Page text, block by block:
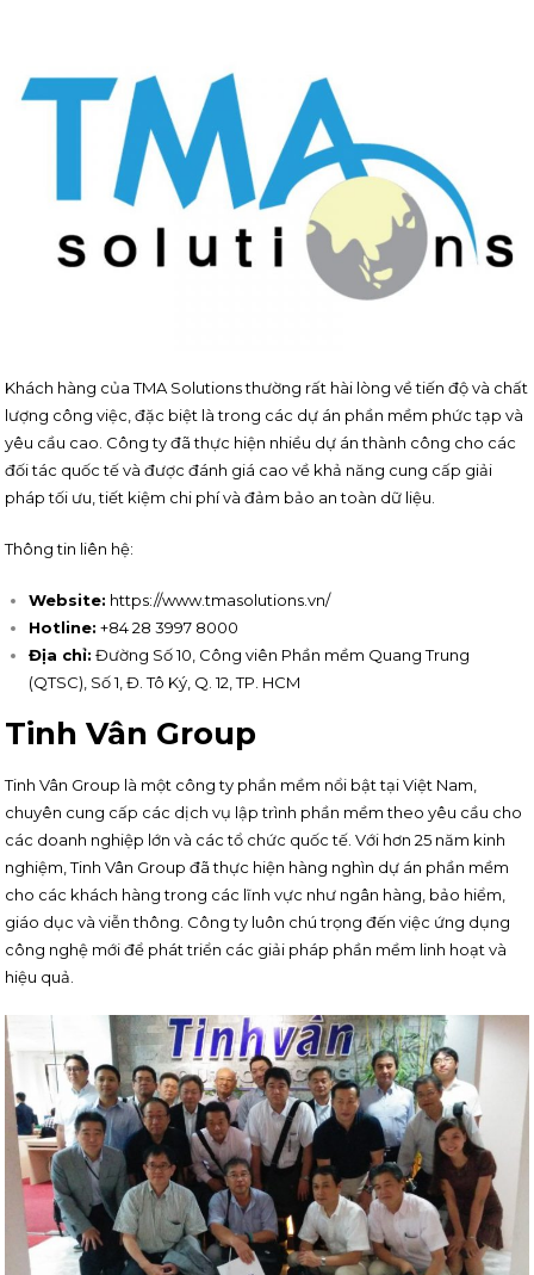
Khách hàng của TMA Solutions thường rất hài lòng về tiến độ và chất
lượng công việc, đặc biệt là trong các dự án phần mềm phức tạp và
yêu cầu cao. Công ty đã thực hiện nhiều dự án thành công cho các
đối tác quốc tế và được đánh giá cao về khả năng cung cấp giải
pháp tối ưu, tiết kiệm chi phí và đảm bảo an toàn dữ liệu.
Thông tin liên hệ:
Website: https://www.tmasolutions.vn/
Hotline: +84 28 3997 8000
Địa chỉ: Đường Số 10, Công viên Phần mềm Quang Trung
(QTSC), Số 1, Đ. Tô Ký, Q. 12, TP. HCM
Tinh Vân Group
Tinh Vân Group là một công ty phần mềm nổi bật tại Việt Nam,
chuyên cung cấp các dịch vụ lập trình phần mềm theo yêu cầu cho
các doanh nghiệp lớn và các tổ chức quốc tế. Với hơn 25 năm kinh
nghiệm, Tinh Vân Group đã thực hiện hàng nghìn dự án phần mềm
cho các khách hàng trong các lĩnh vực như ngân hàng, bảo hiểm,
giáo dục và viễn thông. Công ty luôn chú trọng đến việc ứng dụng
công nghệ mới để phát triển các giải pháp phần mềm linh hoạt và
hiệu quả.